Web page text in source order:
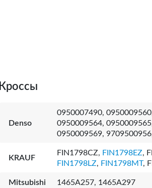
Кроссы
Denso
0950007490,
0950009564,
0950009569,
KRAUF
FIN1798CZ, FIN1798EZ,
FIN1798LZ, FIN1798MT,
Mitsubishi 1465A257, 1465A297